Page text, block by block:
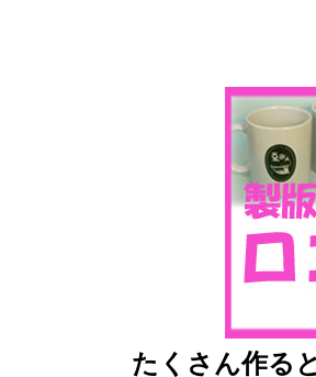
たくさん作る